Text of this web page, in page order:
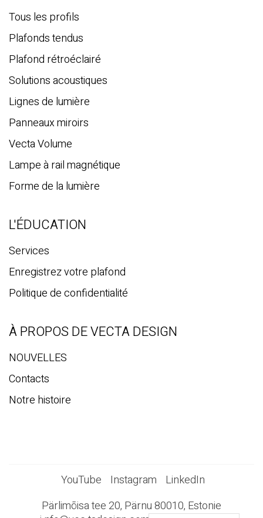
c
h
e
Tous les profils
Plafonds tendus
Plafond rétroéclairé
Solutions acoustiques
Lignes de lumière
Panneaux miroirs
Vecta Volume
Lampe à rail magnétique
Forme de la lumière
L'ÉDUCATION
Services
Enregistrez votre plafond
Politique de confidentialité
À PROPOS DE VECTA DESIGN
NOUVELLES
Contacts
Notre histoire
YouTube Instagram
LinkedIn
Pärlimõisa tee 20, Pärnu 80010, Estonie